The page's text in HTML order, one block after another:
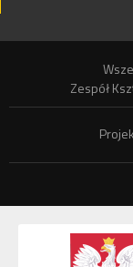
Zespół